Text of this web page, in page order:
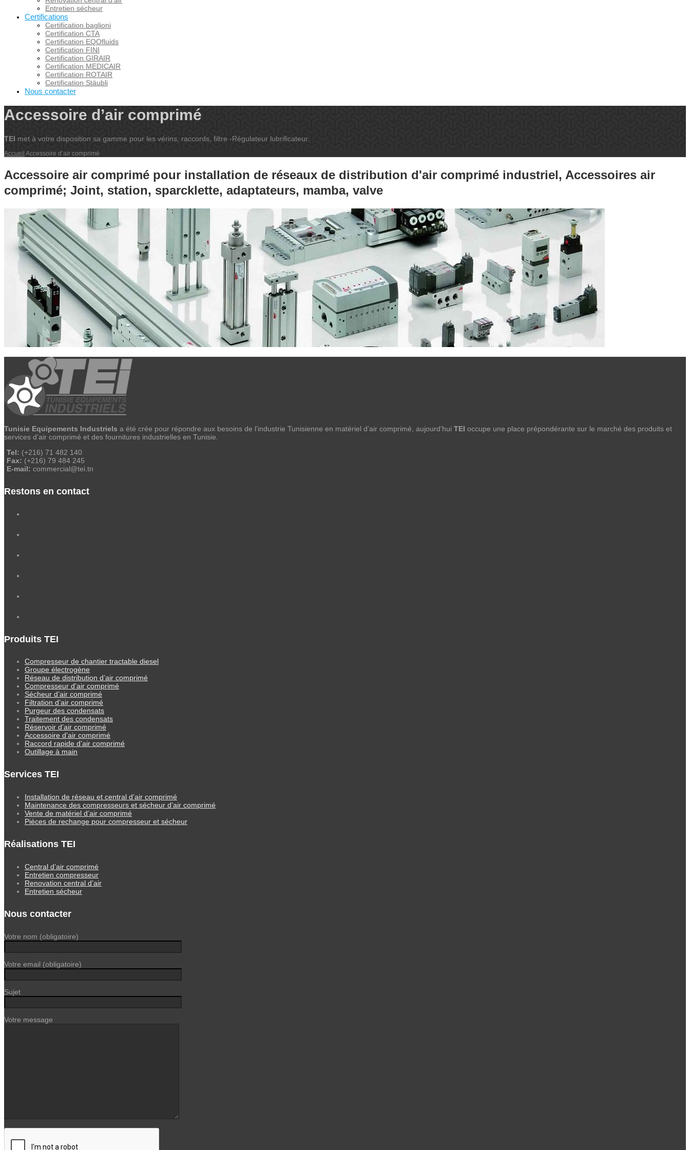
Entretien sécheur
Certifications
Certification baglioni
Certification CTA
Certification EQOfluids
Certification FINI
Certification GIRAIR
Certification MEDICAIR
Certification ROTAIR
Certification Stäubli
Nous contacter
Accessoire d’air comprimé
TEI met à votre disposition sa gamme pour les vérins, raccords, filtre -Régulateur lubrificateur.
Accueil Accessoire d’air comprimé
Accessoire air comprimé pour installation de réseaux de distribution d'air comprimé industriel, Accessoires air
comprimé; Joint, station, sparcklette, adaptateurs, mamba, valve
Tunisie Equipements Industriels a été crée pour répondre aux besoins de l’industrie Tunisienne en matériel d’air comprimé, aujourd’hui TEI occupe une place prépondérante sur le marché des produits et
services d’air comprimé et des fournitures industrielles en Tunisie.
Tel: (+216) 71 482 140
Fax: (+216) 79 484 245
E-mail: commercial@tei.tn
Restons en contact
Produits TEI
Compresseur de chantier tractable diesel
Groupe électrogène
Réseau de distribution d’air comprimé
Compresseur d’air comprimé
Sécheur d’air comprimé
Filtration d’air comprimé
Purgeur des condensats
Traitement des condensats
Réservoir d’air comprimé
Accessoire d’air comprimé
Raccord rapide d’air comprimé
Outillage à main
Services TEI
Installation de réseau et central d’air comprimé
Maintenance des compresseurs et sécheur d’air comprimé
Vente de matériel d’air comprimé
Piéces de rechange pour compresseur et sécheur
Réalisations TEI
Central d’air comprimé
Entretien compresseur
Renovation central d’air
Entretien sécheur
Nous contacter
Votre nom (obligatoire)
Votre email (obligatoire)
Sujet
Votre message